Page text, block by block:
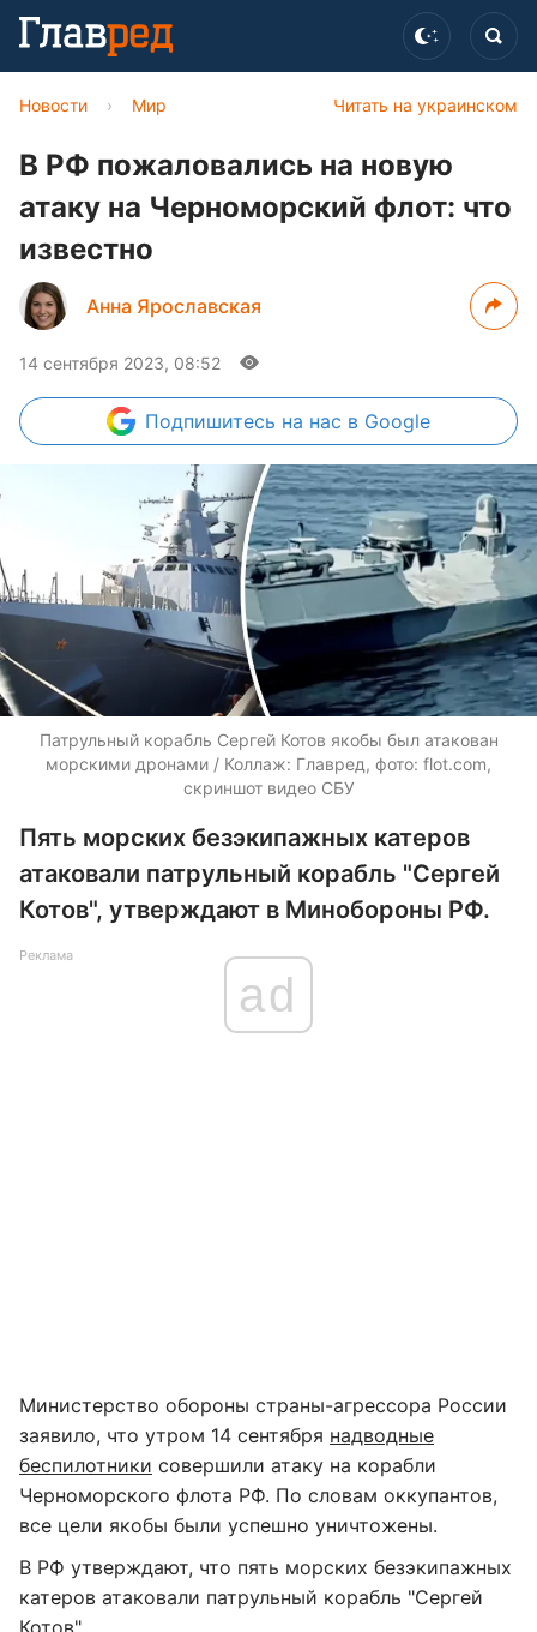
Читать на украинском
Новости › Мир
В РФ пожаловались на новую
атаку на Черноморский флот: что
известно
Анна Ярославская
14 сентября 2023, 08:52
Подпишитесь на нас в Google
Патрульный корабль Сергей Котов якобы был атакован
морскими дронами / Коллаж: Главред, фото: flot.com,
скриншот видео СБУ
Пять морских безэкипажных катеров
атаковали патрульный корабль "Сергей
Котов", утверждают в Минобороны РФ.
Реклама
ad
Министерство обороны страны-агрессора России
заявило, что утром 14 сентября надводные
беспилотники совершили атаку на корабли
Черноморского флота РФ. По словам оккупантов,
все цели якобы были успешно уничтожены.
В РФ утверждают, что пять морских безэкипажных
катеров атаковали патрульный корабль "Сергей
Котов".